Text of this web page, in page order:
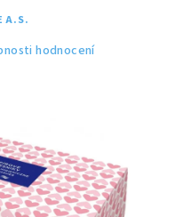
A.S.
hodnocení